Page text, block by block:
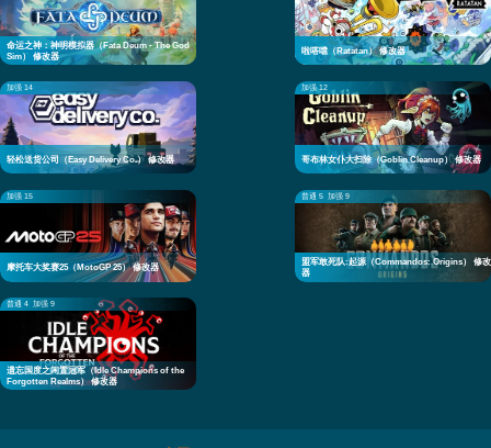
命运之神：神明模拟器（Fata Deum - The God
Sim） 修改器
啦嗒噹（Ratatan） 修改器
加强 14
轻松送货公司（Easy Delivery Co.） 修改器
加强 12
哥布林女仆大扫除（Goblin Cleanup） 修改器
加强 15
摩托车大奖赛25（MotoGP 25） 修改器
普通 5 加强 9
盟军敢死队:起源（Commandos: Origins） 修改
器
普通 4 加强 9
遗忘国度之闲置冠军（Idle Champions of the
Forgotten Realms） 修改器